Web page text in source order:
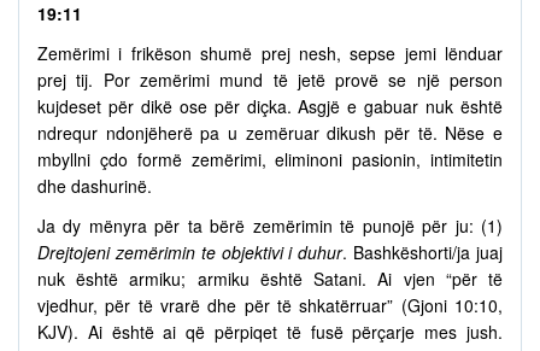
19:11
Zemërimi i frikëson shumë prej nesh, sepse jemi lënduar
prej tij. Por zemërimi mund të jetë provë se një person
kujdeset për dikë ose për diçka. Asgjë e gabuar nuk është
ndrequr ndonjëherë pa u zemëruar dikush për të. Nëse e
mbyllni çdo formë zemërimi, eliminoni pasionin, intimitetin
dhe dashurinë.
Ja dy mënyra për ta bërë zemërimin të punojë për ju: (1)
Drejtojeni zemërimin te objektivi i duhur. Bashkëshorti/ja juaj
nuk është armiku; armiku është Satani. Ai vjen “për të
vjedhur, për të vrarë dhe për të shkatërruar” (Gjoni 10:10,
KJV). Ai është ai që përpiqet të fusë përçarje mes jush.